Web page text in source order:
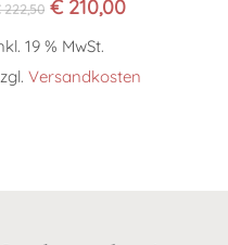
222,50 Ursprünglicher
war:
€ 222,50
€210,00Aktueller
€ 210,00.
19 % MwSt.
Versandkosten